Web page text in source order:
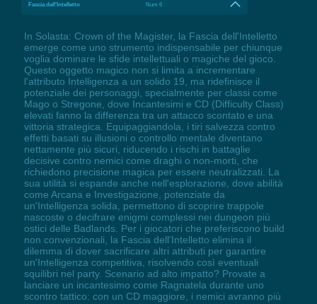
Fascia dell'Intelletto Num 6
In Solasta: Crown of the Magister, la Fascia dell'Intelletto
emerge come uno strumento indispensabile per chiunque
voglia dominare le sfide intellettuali o magiche del gioco.
Questo oggetto magico non si limita a incrementare
l'attributo Intelligenza a un solido 19, ma ridefinisce il
potenziale dei personaggi, specialmente per classi come
Mago o Stregone, dove Incantesimi e CD (Difficulty Class)
elevati fanno la differenza tra un attacco scontato e una
vittoria strategica. Equipaggiandola, i tiri salvezza contro
effetti basati su illusioni o controllo mentale diventano
nettamente più sicuri, riducendo i rischi in battaglie
decisive contro nemici come draghi o non-morti, che
richiedono precisione magica per essere neutralizzati. La
sua utilità si espande anche nell'esplorazione, dove abilità
come Arcana e Investigazione, potenziate da
un'Intelligenza solida, permettono di scoprire trappole
nascoste o decifrare enigmi complessi nei dungeon più
ostici delle Badlands. Per i giocatori che preferiscono build
non convenzionali, la Fascia dell'Intelletto elimina il
dilemma di dover sacrificare altri attributi per garantire
un'Intelligenza competitiva, risolvendo così eventuali
squilibri nel party. Scenario ad alto impatto? Provate a
lanciare un incantesimo come Ragnatela durante uno
scontro tattico: con un CD maggiore, i nemici avranno più